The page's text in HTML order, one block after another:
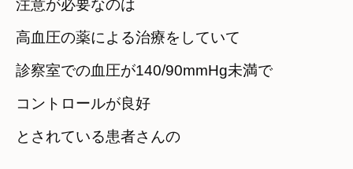
注意が必要なのは
高血圧の薬による治療をしていて
診察室での血圧が140/90mmHg未満で
コントロールが良好
とされている患者さんの